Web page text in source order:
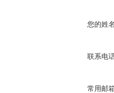
您的姓
联系电
常用邮